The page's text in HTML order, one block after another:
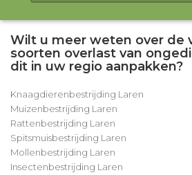
Wilt u meer weten over de
soorten overlast van
dit in uw regio aanpakken?
Knaagdierenbestrijding Laren
Muizenbestrijding Laren
Rattenbestrijding Laren
Spitsmuisbestrijding Laren
Mollenbestrijding Laren
Insectenbestrijding Laren